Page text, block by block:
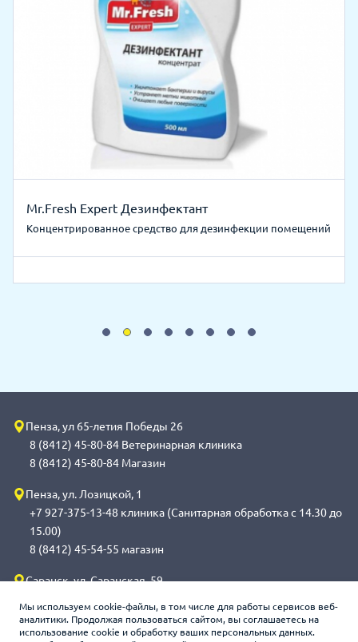
Мы используем cookie-файлы, в том числе для работы сервисов веб-
аналитики. Продолжая пользоваться сайтом, вы соглашаетесь на
использование cookie и обработку ваших персональных данных.
Mr.Fresh Expert Дезинфектант
Концентрированное средство для дезинфекции помещений
Пенза, ул 65-летия Победы 26
8 (8412) 45-80-84 Ветеринарная клиника
8 (8412) 45-80-84 Магазин
Пенза, ул. Лозицкой, 1
+7 927-375-13-48 клиника (Санитарная обработка с 14.30 до
15.00)
8 (8412) 45-54-55 магазин
Саранск, ул. Саранская, 59
обработка с 14.00 до 14.30)
8 (8342) 272-275 магазин